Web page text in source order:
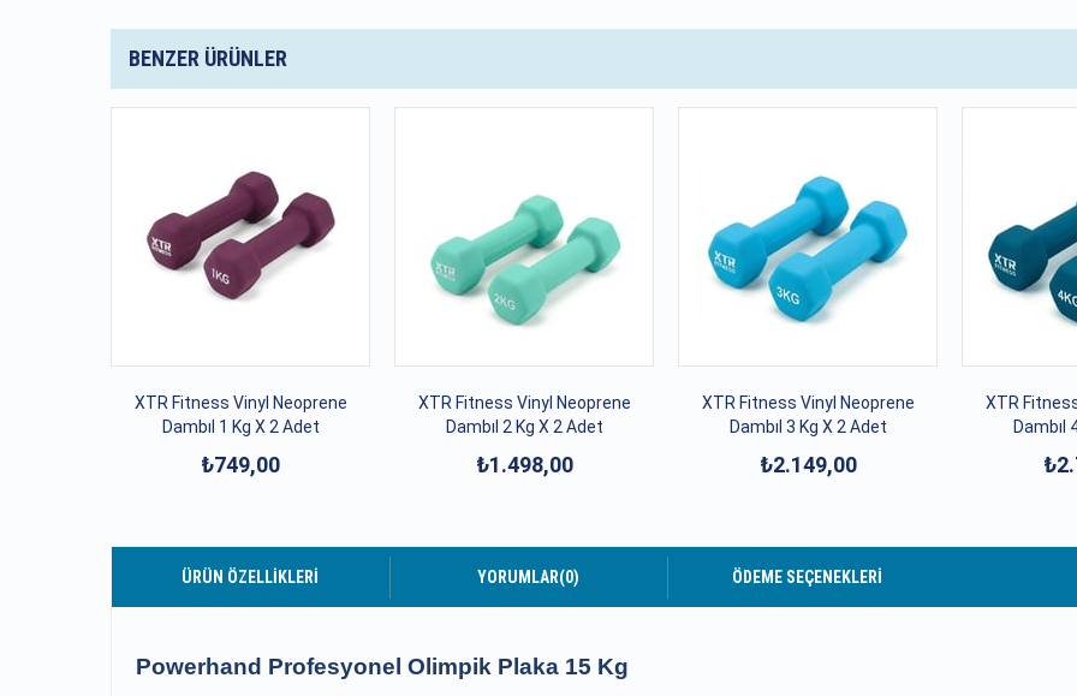
BENZER ÜRÜNLER
XTR Fitness Vinyl Neoprene
Dambıl 1 Kg X 2 Adet
₺749,00
XTR Fitness Vinyl Neoprene
Dambıl 2 Kg X 2 Adet
₺1.498,00
XTR Fitness Vinyl Neoprene
Dambıl 3 Kg X 2 Adet
₺2.149,00
XTR
Dambıl
ÜRÜN ÖZELLIKLERI YORUMLAR(0) ÖDEME SEÇENEKLERI
Powerhand Profesyonel Olimpik Plaka 15 Kg